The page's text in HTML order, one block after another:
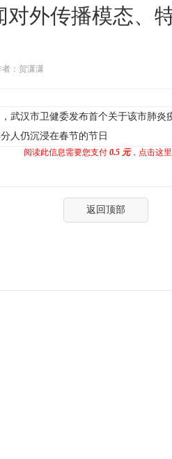
对外传播模态、
者：贺潇潇
汉市卫健委发布首个关于该市肺炎
人仍沉浸在春节的节日
阅读此信息需要您支付 0.5 元，点击这
返回顶部